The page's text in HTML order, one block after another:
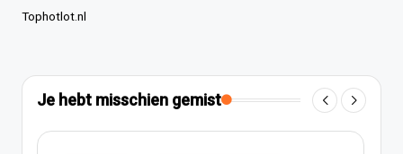
Tophotlot.nl
Je hebt misschien gemist